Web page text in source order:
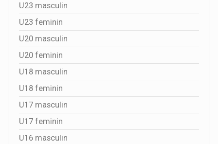
U23 masculin
U23 feminin
U20 masculin
U20 feminin
U18 masculin
U18 feminin
U17 masculin
U17 feminin
U16 masculin